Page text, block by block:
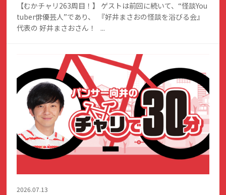
【むかチャリ263周目！】 ゲストは前回に続いて、“怪談You
tuber俳優芸人”であり、 『好井まさおの怪談を浴びる会』
代表の 好井まさおさん！ ...
2026.07.13